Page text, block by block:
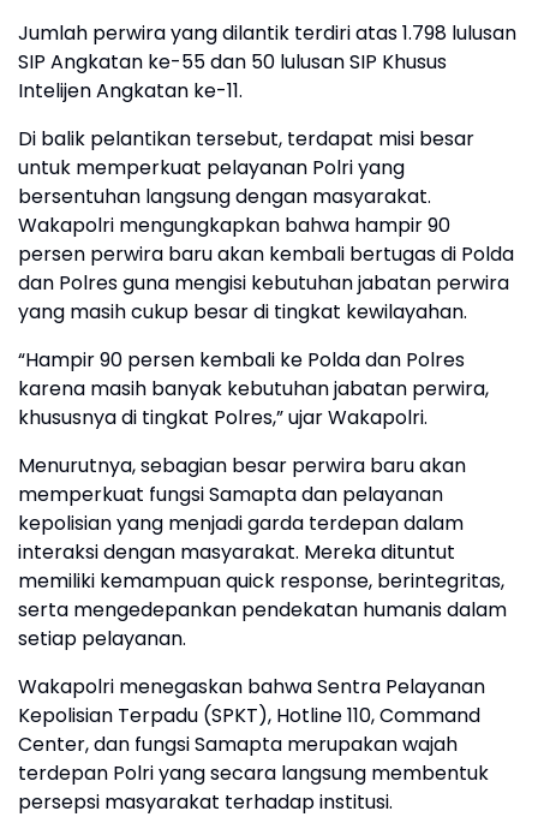
Jumlah perwira yang dilantik terdiri atas 1.798 lulusan
SIP Angkatan ke-55 dan 50 lulusan SIP Khusus
Intelijen Angkatan ke-11.
Di balik pelantikan tersebut, terdapat misi besar
untuk memperkuat pelayanan Polri yang
bersentuhan langsung dengan masyarakat.
Wakapolri mengungkapkan bahwa hampir 90
persen perwira baru akan kembali bertugas di Polda
dan Polres guna mengisi kebutuhan jabatan perwira
yang masih cukup besar di tingkat kewilayahan.
“Hampir 90 persen kembali ke Polda dan Polres
karena masih banyak kebutuhan jabatan perwira,
khususnya di tingkat Polres,” ujar Wakapolri.
Menurutnya, sebagian besar perwira baru akan
memperkuat fungsi Samapta dan pelayanan
kepolisian yang menjadi garda terdepan dalam
interaksi dengan masyarakat. Mereka dituntut
memiliki kemampuan quick response, berintegritas,
serta mengedepankan pendekatan humanis dalam
setiap pelayanan.
Wakapolri menegaskan bahwa Sentra Pelayanan
Kepolisian Terpadu (SPKT), Hotline 110, Command
Center, dan fungsi Samapta merupakan wajah
terdepan Polri yang secara langsung membentuk
persepsi masyarakat terhadap institusi.